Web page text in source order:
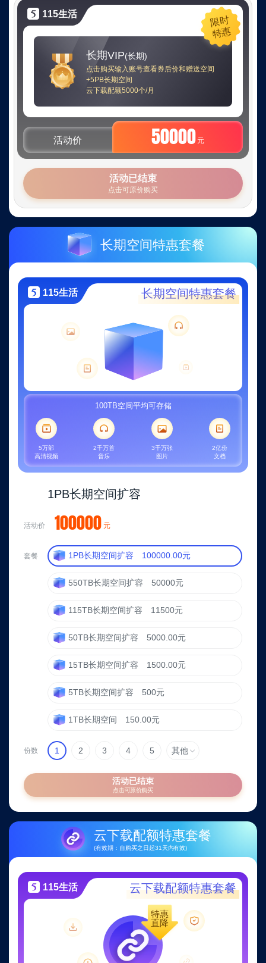
长
期
有
效
的
VIP
服
务
3888
元
起，
多
种
超
值
套
餐
你
选！
超
VIP、
期
云
额
多
特
惠，
老
还
有
属
福
利！
限时
特惠
115生活
长期VIP(长期)
点击购买输入账号查看券后价和赠送空间
+5PB长期空间
云下载配额5000个/月
活动价 50000 元
活动已结束
点击可原价购买
长期空间特惠套餐
115生活 长期空间特惠套餐
100TB空间平均可存储
5万部
高清视频
2千万首
音乐
3千万张
图片
2亿份
文档
1PB长期空间扩容
活动价 100000 元
套餐 1PB长期空间扩容 100000.00元
550TB长期空间扩容 50000元
115TB长期空间扩容 11500元
50TB长期空间扩容 5000.00元
15TB长期空间扩容 1500.00元
5TB长期空间扩容 500元
1TB长期空间 150.00元
份数 1 2 3 4 5 其他
活动已结束
点击可原价购买
云下载配额特惠套餐
(有效期：自购买之日起31天内有效)
115生活 云下载配额特惠套餐
特惠
直降